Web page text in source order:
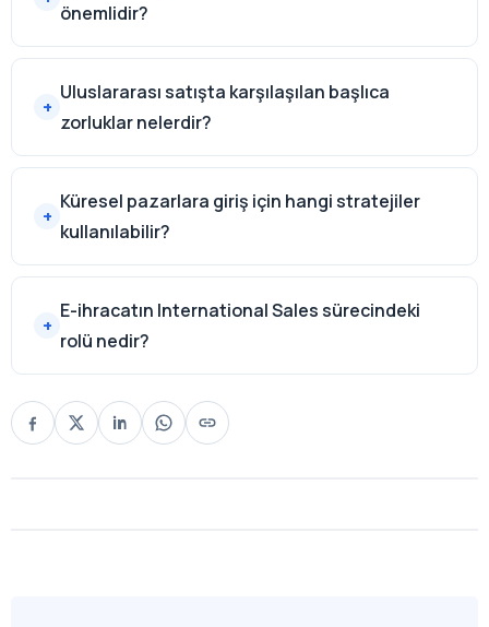
önemlidir?
Uluslararası satışta karşılaşılan başlıca
zorluklar nelerdir?
Küresel pazarlara giriş için hangi stratejiler
kullanılabilir?
E-ihracatın International Sales sürecindeki
rolü nedir?